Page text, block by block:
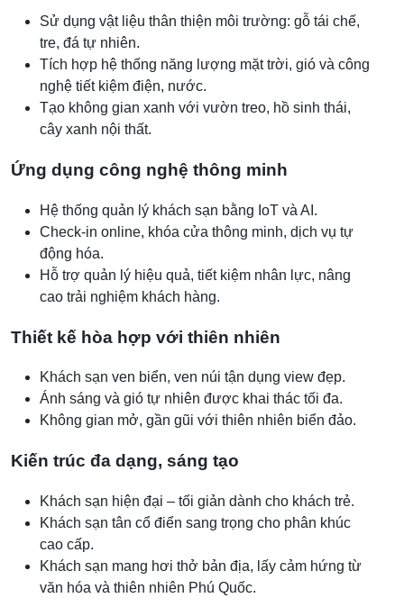
Sử dụng vật liệu thân thiện môi trường: gỗ tái chế,
tre, đá tự nhiên.
Tích hợp hệ thống năng lượng mặt trời, gió và công
nghệ tiết kiệm điện, nước.
Tạo không gian xanh với vườn treo, hồ sinh thái,
cây xanh nội thất.
Ứng dụng công nghệ thông minh
Hệ thống quản lý khách sạn bằng IoT và AI.
Check-in online, khóa cửa thông minh, dịch vụ tự
động hóa.
Hỗ trợ quản lý hiệu quả, tiết kiệm nhân lực, nâng
cao trải nghiệm khách hàng.
Thiết kế hòa hợp với thiên nhiên
Khách sạn ven biển, ven núi tận dụng view đẹp.
Ánh sáng và gió tự nhiên được khai thác tối đa.
Không gian mở, gần gũi với thiên nhiên biển đảo.
Kiến trúc đa dạng, sáng tạo
Khách sạn hiện đại – tối giản dành cho khách trẻ.
Khách sạn tân cổ điển sang trọng cho phân khúc
cao cấp.
Khách sạn mang hơi thở bản địa, lấy cảm hứng từ
văn hóa và thiên nhiên Phú Quốc.